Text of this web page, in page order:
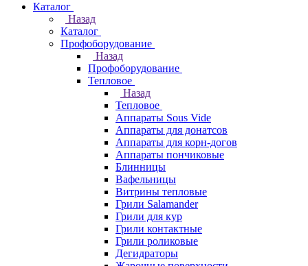
Каталог
Назад
Каталог
Профоборудование
Назад
Профоборудование
Тепловое
Назад
Тепловое
Аппараты Sous Vide
Аппараты для донатсов
Аппараты для корн-догов
Аппараты пончиковые
Блинницы
Вафельницы
Витрины тепловые
Грили Salamander
Грили для кур
Грили контактные
Грили роликовые
Дегидраторы